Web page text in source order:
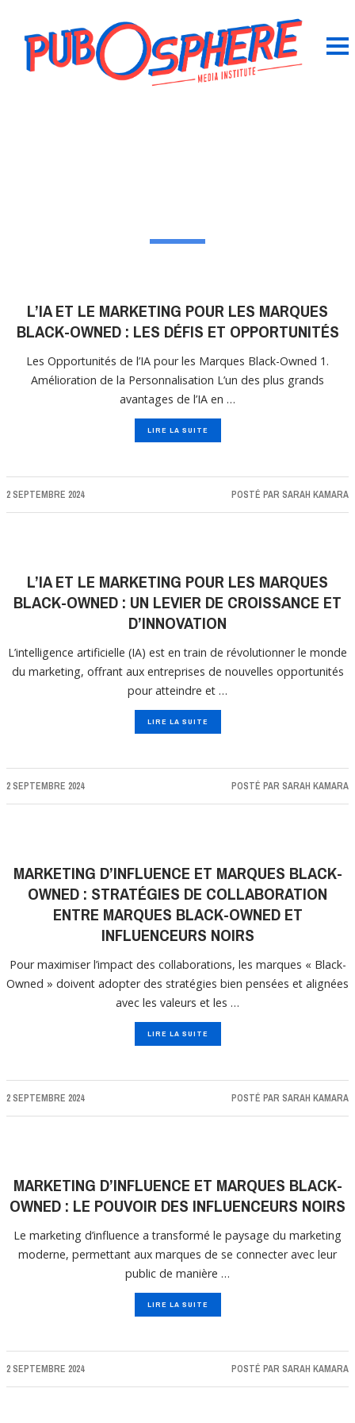
L’IA ET LE MARKETING POUR LES MARQUES
BLACK-OWNED : LES DÉFIS ET OPPORTUNITÉS
Les Opportunités de l’IA pour les Marques Black-Owned 1.
Amélioration de la Personnalisation L’un des plus grands
avantages de l’IA en …
LIRE LA SUITE
2 SEPTEMBRE 2024 POSTÉ PAR SARAH KAMARA
L’IA ET LE MARKETING POUR LES MARQUES
BLACK-OWNED : UN LEVIER DE CROISSANCE ET
D’INNOVATION
L’intelligence artificielle (IA) est en train de révolutionner le monde
du marketing, offrant aux entreprises de nouvelles opportunités
pour atteindre et …
LIRE LA SUITE
2 SEPTEMBRE 2024 POSTÉ PAR SARAH KAMARA
MARKETING D’INFLUENCE ET MARQUES BLACK-
OWNED : STRATÉGIES DE COLLABORATION
ENTRE MARQUES BLACK-OWNED ET
INFLUENCEURS NOIRS
Pour maximiser l’impact des collaborations, les marques « Black-
Owned » doivent adopter des stratégies bien pensées et alignées
avec les valeurs et les …
LIRE LA SUITE
2 SEPTEMBRE 2024 POSTÉ PAR SARAH KAMARA
MARKETING D’INFLUENCE ET MARQUES BLACK-
OWNED : LE POUVOIR DES INFLUENCEURS NOIRS
Le marketing d’influence a transformé le paysage du marketing
moderne, permettant aux marques de se connecter avec leur
public de manière …
LIRE LA SUITE
2 SEPTEMBRE 2024 POSTÉ PAR SARAH KAMARA